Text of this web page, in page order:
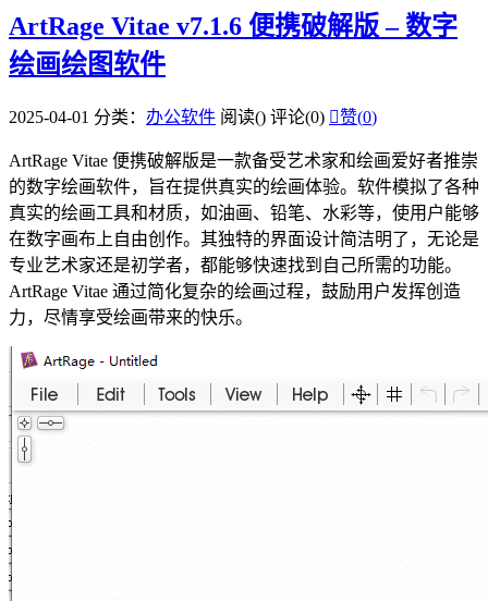
ArtRage Vitae v7.1.6 便携破解版 – 数字
绘画绘图软件
2025-04-01 分类： 办公软件 阅读() 评论(0) 赞(0)
ArtRage Vitae 便携破解版是一款备受艺术家和绘画爱好者推崇
的数字绘画软件，旨在提供真实的绘画体验。软件模拟了各种
真实的绘画工具和材质，如油画、铅笔、水彩等，使用户能够
在数字画布上自由创作。其独特的界面设计简洁明了，无论是
专业艺术家还是初学者，都能够快速找到自己所需的功能。
ArtRage Vitae 通过简化复杂的绘画过程，鼓励用户发挥创造
力，尽情享受绘画带来的快乐。